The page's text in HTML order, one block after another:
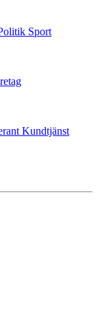
Sport
Kundtjänst